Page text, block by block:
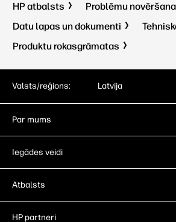
HP atbalsts
Problēmu novēršana
Datu lapas un dokumenti
Produktu rokasgrāmatas
Valsts/reģions: Latvija
Par mums
Iegādes veidi
Atbalsts
HP partneri